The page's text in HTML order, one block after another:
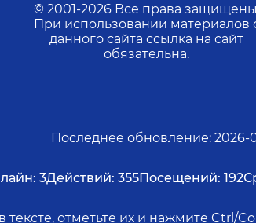
© 2001-2026 Все права
При использовании материалов
данного сайта ссылка на сайт
обязательна.
Последнее обновление: 2026-
3Действий: 355Посещений: 192
отметьте их и нажмите Ctrl/